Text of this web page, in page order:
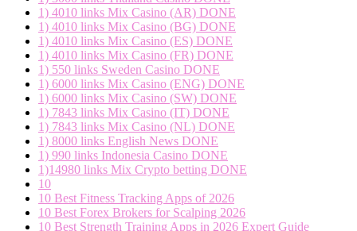
1) 4010 links Mix Casino (AR) DONE
1) 4010 links Mix Casino (BG) DONE
1) 4010 links Mix Casino (ES) DONE
1) 4010 links Mix Casino (FR) DONE
1) 550 links Sweden Casino DONE
1) 6000 links Mix Casino (ENG) DONE
1) 6000 links Mix Casino (SW) DONE
1) 7843 links Mix Casino (IT) DONE
1) 7843 links Mix Casino (NL) DONE
1) 8000 links English News DONE
1) 990 links Indonesia Casino DONE
1)14980 links Mix Crypto betting DONE
10
10 Best Fitness Tracking Apps of 2026
10 Best Forex Brokers for Scalping 2026
10 Best Strength Training Apps in 2026 Expert Guide